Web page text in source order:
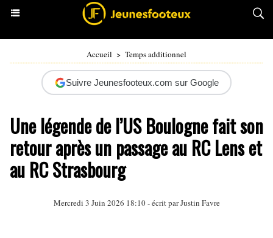
Accueil > Temps additionnel
Suivre Jeunesfooteux.com sur Google
Une légende de l’US Boulogne fait son
retour après un passage au RC Lens et
au RC Strasbourg
Mercredi 3 Juin 2026 18:10 - écrit parJustin Favre